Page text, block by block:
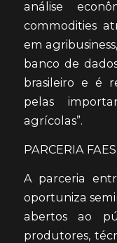
análise
commodities
em
banco de
brasileiro e é
pelas
agrícolas”.
PARCERIA
A parceria
oportuniza
abertos ao
produtores,